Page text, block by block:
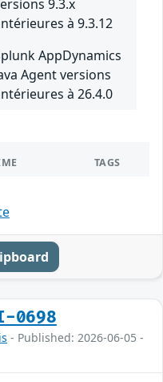
9.3.x
à 9.3.12
AppDynamics
Agent versions
à 26.4.0
TAGS
0698
- Published: 2026-06-05 -